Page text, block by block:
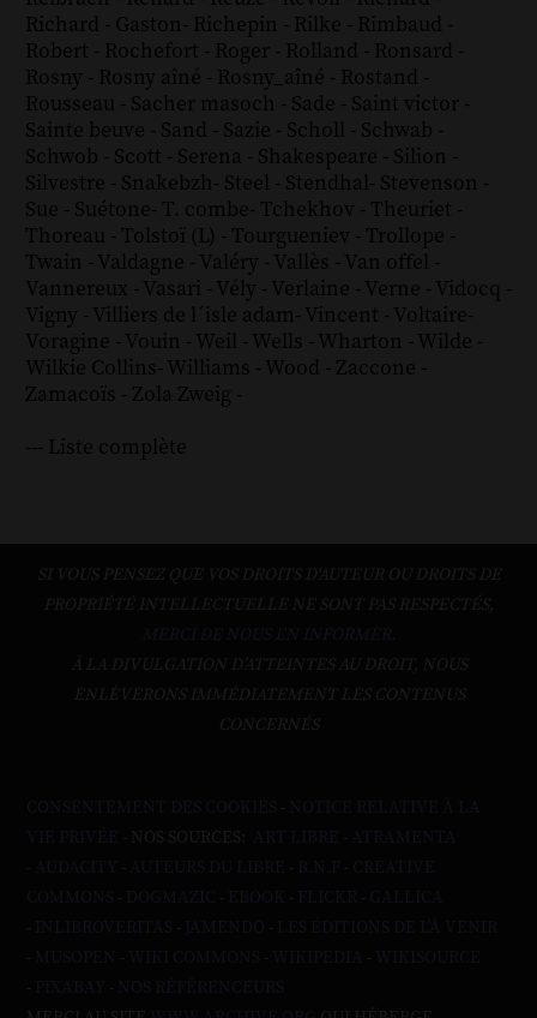
Richard - Gaston- Richepin - Rilke - Rimbaud -
Robert - Rochefort - Roger - Rolland - Ronsard -
Rosny - Rosny aîné - Rosny_aîné - Rostand -
Rousseau - Sacher masoch - Sade - Saint victor -
Sainte beuve - Sand - Sazie - Scholl - Schwab -
Schwob - Scott - Serena - Shakespeare - Silion -
Silvestre - Snakebzh- Steel - Stendhal- Stevenson -
Sue - Suétone- T. combe- Tchekhov - Theuriet -
Thoreau - Tolstoï (L) - Tourgueniev - Trollope -
Twain - Valdagne - Valéry - Vallès - Van offel -
Vannereux - Vasari - Vély - Verlaine - Verne - Vidocq -
Vigny - Villiers de l´isle adam- Vincent - Voltaire-
Voragine - Vouin - Weil - Wells - Wharton - Wilde -
Wilkie Collins- Williams - Wood - Zaccone -
Zamacoïs - Zola Zweig -
--- Liste complète